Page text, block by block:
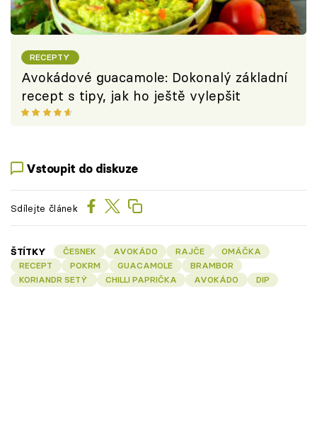
RECEPTY
Avokádové guacamole: Dokonalý základní
recept s tipy, jak ho ještě vylepšit
Vstoupit do diskuze
Sdílejte článek
ŠTÍTKY ČESNEK AVOKÁDO RAJČE
OMÁČKA
RECEPT
POKRM GUACAMOLE
BRAMBOR
KORIANDR SETÝ
CHILLI PAPRIČKA AVOKÁDO DIP